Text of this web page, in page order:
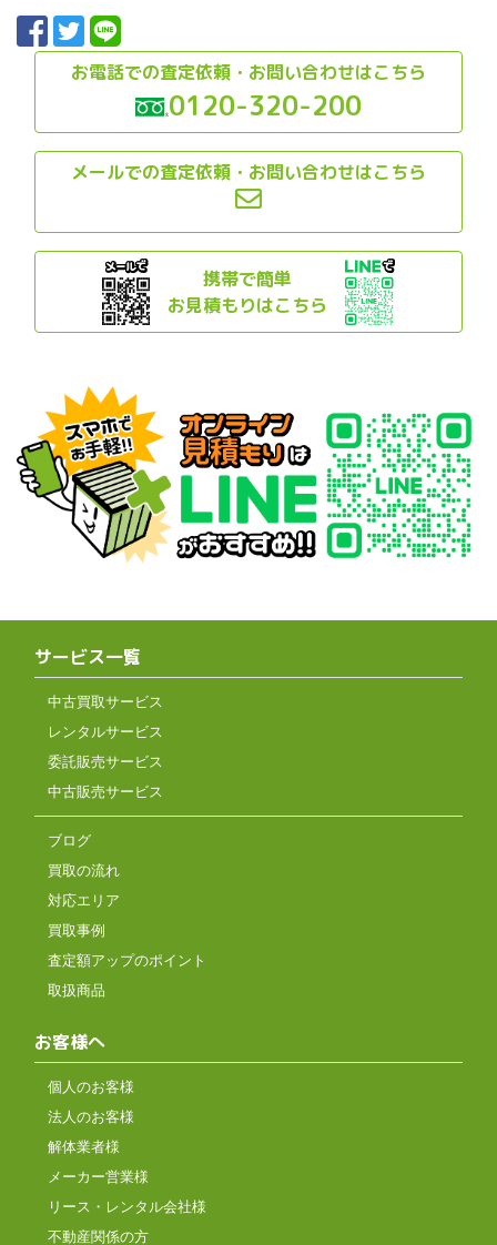
お電話での査定依頼・お問い合わせはこちら
0120-320-200
メールでの査定依頼・お問い合わせはこちら
携帯で簡単
お見積もりはこちら
サービス一覧
中古買取サービス
レンタルサービス
委託販売サービス
中古販売サービス
ブログ
買取の流れ
対応エリア
買取事例
査定額アップのポイント
取扱商品
お客様へ
個人のお客様
法人のお客様
解体業者様
メーカー営業様
リース・レンタル会社様
不動産関係の方